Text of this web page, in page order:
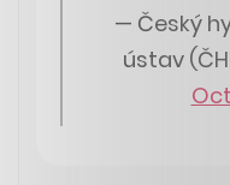
— Český
ústav